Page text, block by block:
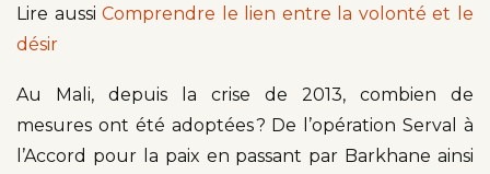
Lire aussiComprendre le lien entre la volonté et le
désir
Au Mali, depuis la crise de 2013, combien de
mesures ont été adoptées ? De l’opération Serval à
l’Accord pour la paix en passant par Barkhane ainsi